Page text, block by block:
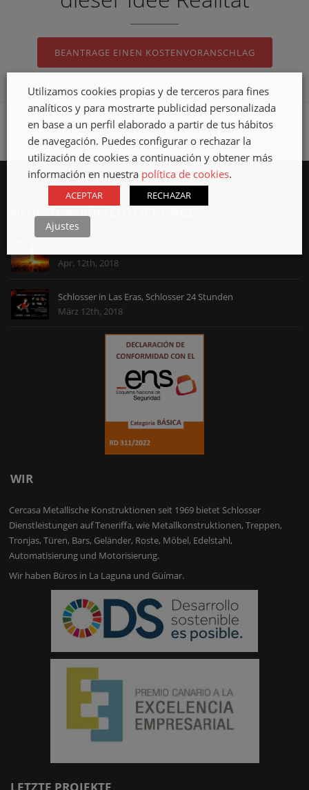
BEANTRAGE EINEN KOSTENVORANSCHLAG
NEUESTE VERÖFFENTLICHUNGEN
Apr. 12th, 2018
Schlosser in Las Eras, Schlosser 24 Stunden
März 12th, 2018
WIR
Cercasa Metallische Konstruktionen seit 1969 bietet Schlosser
Dienstleistungen auf Teneriffa, wie Metallkonstruktionen, Treppen,
Tronjas, Türen, Bars, Geländer, Roste, Möbel, Edelstahl,
Automatisierung und Motorisierung.
Wir haben Büros in La Laguna und Güímar.
Utilizamos cookies propias y de terceros para fines
analíticos y para mostrarte publicidad personalizada
en base a un perfil elaborado a partir de tus hábitos
de navegación. Puedes configurar o rechazar la
utilización de cookies a continuación y obtener más
información en nuestra política de cookies.
ACEPTAR RECHAZAR
Ajustes